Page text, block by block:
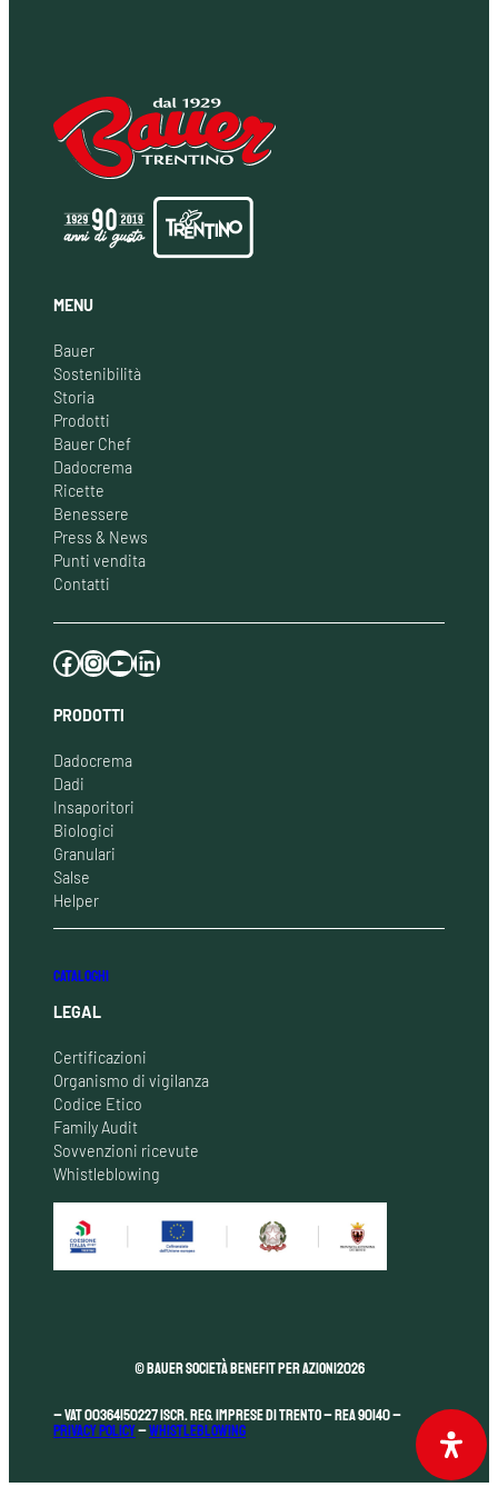
MENU
Bauer
Sostenibilità
Storia
Prodotti
Bauer Chef
Dadocrema
Ricette
Benessere
Press & News
Punti vendita
Contatti
Facebook Instagram YouTube LinkedIn
PRODOTTI
Dadocrema
Dadi
Insaporitori
Biologici
Granulari
Salse
Helper
CATALOGHI
LEGAL
Certificazioni
Organismo di vigilanza
Codice Etico
Family Audit
Sovvenzioni ricevute
Whistleblowing
© Bauer Società Benefit per Azioni2026
– VAT 00364150227 Iscr. Reg. Imprese di Trento – REA 90140 –
Privacy Policy–Whistleblowing